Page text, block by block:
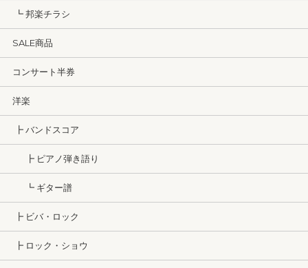
┗ 邦楽チラシ
SALE商品
コンサート半券
洋楽
┣ バンドスコア
┣ ピアノ弾き語り
┗ ギター譜
┣ ビバ・ロック
┣ ロック・ショウ